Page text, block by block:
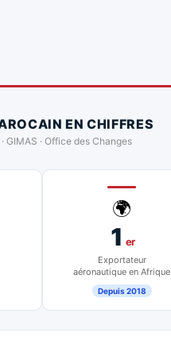
EN CHIFFRES
· Office des Changes
🌍
1 er
Exportateur
aéronautique en Afrique
Depuis 2018